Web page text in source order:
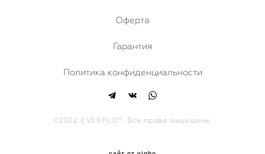
Оферта
Гарантия
Политика конфиденциальности
©2022 EVERFLO™. Все права защищены.